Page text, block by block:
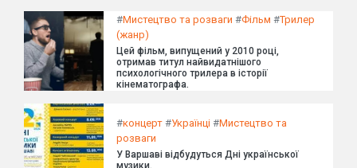
#Мистецтво та розваги #Фільм #Трилер
(жанр)
Цей фільм, випущений у 2010 році,
отримав титул найвидатнішого
психологічного трилера в історії
кінематографа.
#концерт #Українці #Мистецтво та
розваги
У Варшаві відбудуться Дні української
музики.